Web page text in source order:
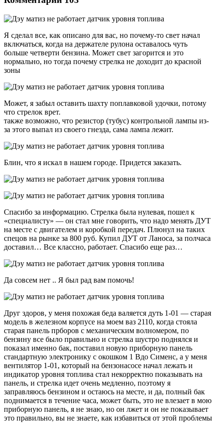
Я сделал все, как описано для вас, но почему-то свет начал
включаться, когда на держателе рулона оставалось чуть
больше четверти бензина. Может свет загорится и это
нормально, но тогда почему стрелка не доходит до красной
зоны
Может, я забыл оставить шахту поплавковой удочки, потому
что стрелок врет.
также возможно, что резистор (тубус) контрольной лампы из-
за этого выпал из своего гнезда, сама лампа лежит.
Блин, что я искал в нашем городе. Придется заказать.
Спасибо за информацию. Стрелка была нулевая, пошел к
«специалисту» — он стал мне говорить, что надо менять ДУТ
на месте с двигателем и коробкой передач. Плюнул на таких
спецов на рынке за 800 руб. Купил ДУТ от Ланоса, за полчаса
доставил… Все классно, работает. Спасибо еще раз…
Да совсем нет .. Я был рад вам помочь!
Друг здоров, у меня похожая беда валяется дуть 1-01 — старая
модель в железном корпусе на моем ваз 2110, когда стояла
старая панель прборов с механическим волномером, по
бензину все было правильно и стрелка шустро поднялся и
показал именно бак, поставил новую приборную панель
стандартную электронику с окошком 1 Вдо Сименс, а у меня
вентилятор 1-01, который на бензонасосе начал лежать и
индикатор уровня топлива стал некорректно показывать на
панель, и стрелка идет очень медленно, поэтому я
заправляюсь бензином и остаюсь на месте, и да, полный бак
поднимается в течение часа, может быть, это не влезает в мою
приборную панель, я не знаю, но он лжет и он не показывает
это правильно, вы не знаете, как избавиться от этой проблемы